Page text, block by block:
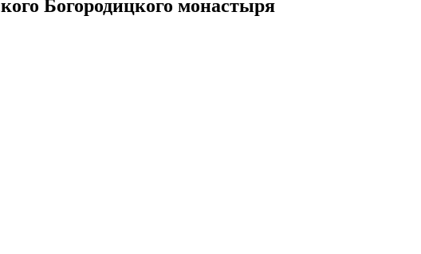
Богородицкого монастыря